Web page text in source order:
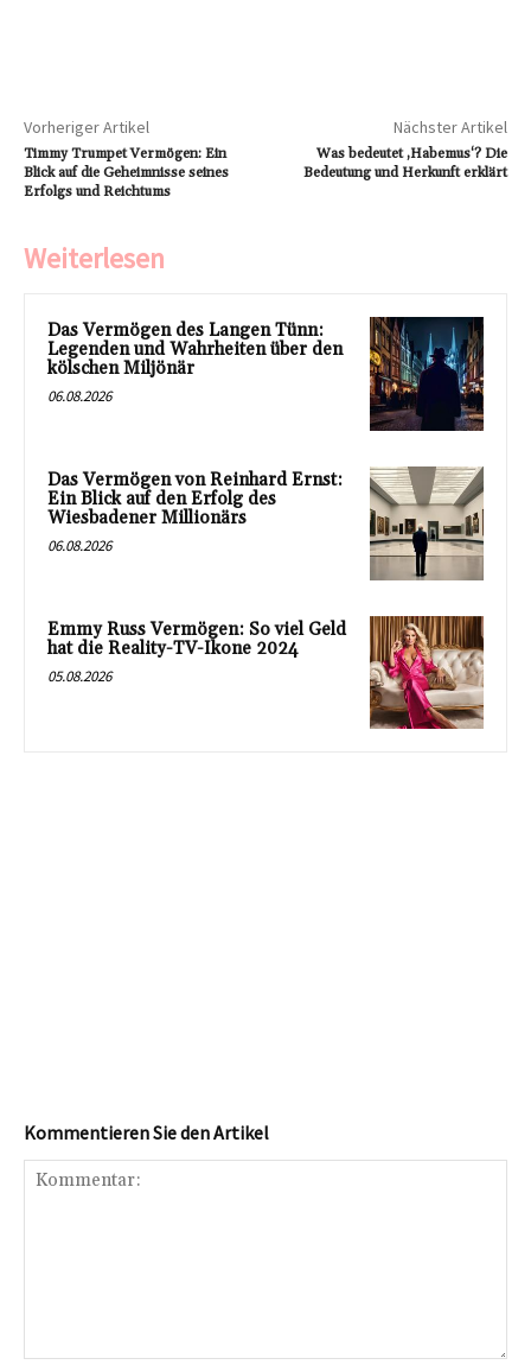
Vorheriger Artikel
Timmy Trumpet Vermögen: Ein
Blick auf die Geheimnisse seines
Erfolgs und Reichtums
Nächster Artikel
Was bedeutet ‚Habemus‘? Die
Bedeutung und Herkunft erklärt
Weiterlesen
Das Vermögen des Langen Tünn:
Legenden und Wahrheiten über den
kölschen Miljönär
06.08.2026
Das Vermögen von Reinhard Ernst:
Ein Blick auf den Erfolg des
Wiesbadener Millionärs
06.08.2026
Emmy Russ Vermögen: So viel Geld
hat die Reality-TV-Ikone 2024
05.08.2026
Kommentieren Sie den Artikel